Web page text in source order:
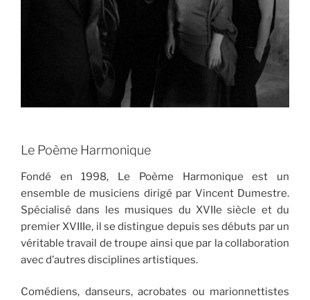
Le Poème Harmonique
Fondé en 1998, Le Poème Harmonique est un
ensemble de musiciens dirigé par Vincent Dumestre.
Spécialisé dans les musiques du XVIIe siècle et du
premier XVIIIe, il se distingue depuis ses débuts par un
véritable travail de troupe ainsi que par la collaboration
avec d’autres disciplines artistiques.
Comédiens, danseurs, acrobates ou marionnettistes